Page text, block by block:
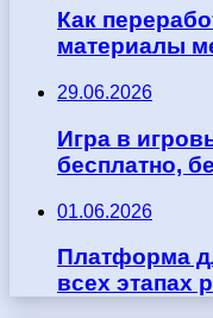
Как
материалы
29.06.2026
Игра в
бесплатно,
01.06.2026
Платформа
всех этапах